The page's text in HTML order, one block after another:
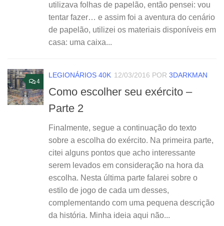
utilizava folhas de papelão, então pensei: vou
tentar fazer… e assim foi a aventura do cenário
de papelão, utilizei os materiais disponíveis em
casa: uma caixa...
4
LEGIONÁRIOS 40K 12/03/2016 POR 3DARKMAN
Como escolher seu exército –
Parte 2
Finalmente, segue a continuação do texto
sobre a escolha do exército. Na primeira parte,
citei alguns pontos que acho interessante
serem levados em consideração na hora da
escolha. Nesta última parte falarei sobre o
estilo de jogo de cada um desses,
complementando com uma pequena descrição
da história. Minha ideia aqui não...